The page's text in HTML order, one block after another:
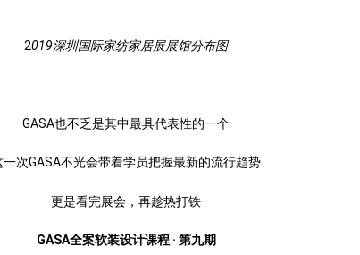
2019深圳国际家纺家居展展馆分布图
GASA也不乏是其中最具代表性的一个
一次GASA不光会带着学员把握最新的流行趋势
更是看完展会，再趁热打铁
GASA全案软装设计课程 · 第九期